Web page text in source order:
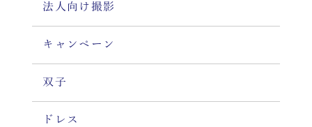
法人向け撮影
キャンペーン
双子
ドレス